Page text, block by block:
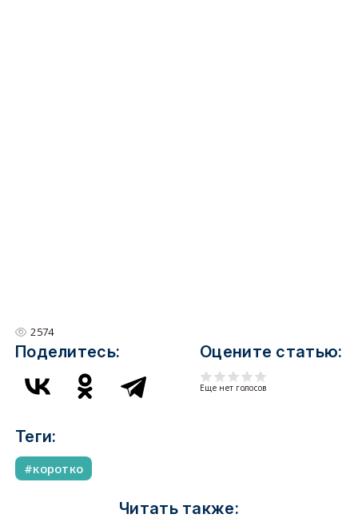
2574
Поделитесь: Оцените статью:
Еще нет голосов
Теги:
коротко
Читать также: